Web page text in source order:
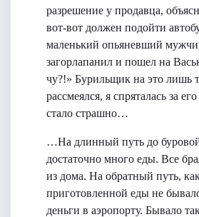
разрешение у продавца,
вот-вот должен подойти
маленький опьяневший
загорлапанил и пошел на
чу?!» Бурильщик на это лишь
рассмеялся, я спряталась за
стало страшно…
…На длинный путь до
достаточно много еды. Все
из дома. На обратный путь,
приготовленной еды не
деньги в аэропорту. Бывало